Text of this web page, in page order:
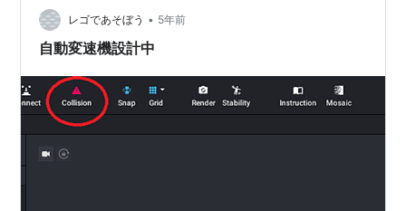
力 守ってくれるようにするには神が動けるようにして、
🌀見回り🌀することです な…
レゴであそぼう • 5年前
自動変速機設計中